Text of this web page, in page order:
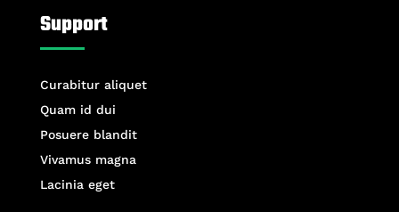
Support
Curabitur aliquet
Quam id dui
Posuere blandit
Vivamus magna
Lacinia eget